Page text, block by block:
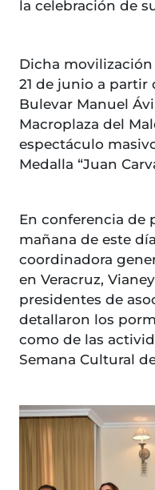
la celebración de
Dicha
21 de junio a partir
Bulevar Manuel
Macroplaza del
espectáculo
Medalla “Juan
En conferencia de
mañana de este
coordinadora
en Veracruz,
presidentes de
detallaron los
como de las
Semana Cultural